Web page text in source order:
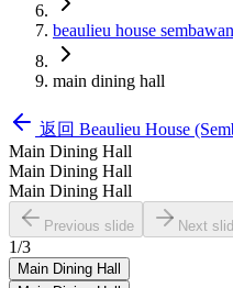
beaulieu house
main dining hall
返回 Beaulieu House
Main Dining Hall
Main Dining Hall
Main Dining Hall
Previous slide Next
1/3
Main Dining Hall